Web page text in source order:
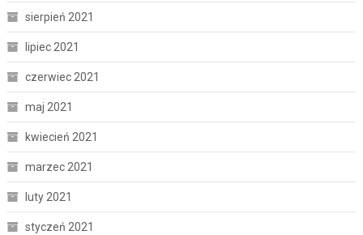
sierpień 2021
lipiec 2021
czerwiec 2021
maj 2021
kwiecień 2021
marzec 2021
luty 2021
styczeń 2021